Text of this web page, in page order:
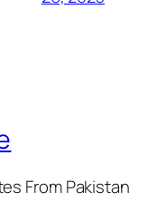
From Pakistan